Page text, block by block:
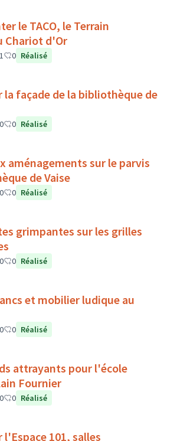
le TACO, le Terrain
Chariot d'Or
1 0 Réalisé
la façade de la bibliothèque de
0 0 Réalisé
aménagements sur le parvis
de Vaise
0 0 Réalisé
grimpantes sur les grilles
0 0 Réalisé
et mobilier ludique au
0 0 Réalisé
attrayants pour l'école
Fournier
0 0 Réalisé
l'Espace 101, salles